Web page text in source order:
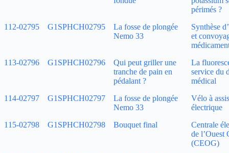
périmés ?
112‑02795
G1SPHCH02795
La fosse de plongée
Nemo 33
Synthèse
et
113‑02796
G1SPHCH02796
Qui peut griller une
tranche de pain en
pédalant ?
La
service du
médical
114‑02797
G1SPHCH02797
La fosse de plongée
Nemo 33
Vélo à
électrique
115‑02798
G1SPHCH02798 Bouquet final
Centrale
de l’Ouest
(CEOG)